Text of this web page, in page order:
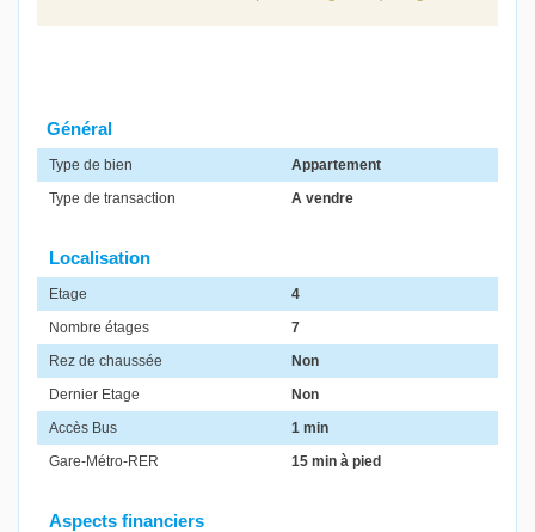
Général
Type de bien
Appartement
Type de transaction
A vendre
Localisation
Etage
4
Nombre étages
7
Rez de chaussée
Non
Dernier Etage
Non
Accès Bus
1 min
Gare-Métro-RER
15 min à pied
Aspects financiers